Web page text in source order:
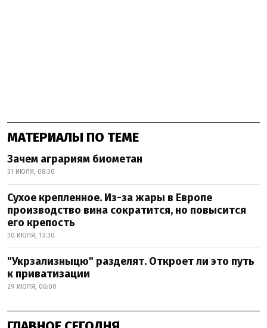
МАТЕРИАЛЫ ПО ТЕМЕ
Зачем аграриям биометан
31 ИЮЛЯ, 08:30
Сухое крепленное. Из-за жары в Европе
производство вина сократится, но повысится
его крепость
30 ИЮЛЯ, 13:30
"Укрзализныцю" разделят. Откроет ли это путь
к приватизации
29 ИЮЛЯ, 06:00